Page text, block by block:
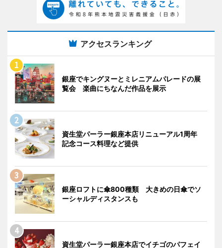
アクセスランキング
銀座でキングヌーとミレニアムパレードの展
覧会 楽曲にちなんだ作品を展示
資生堂パーラー銀座本店リニューアル1周年
記念コース料理など提供
銀座ロフトに傘800種類 大きめの日傘でソ
ーシャルディスタンスも
資生堂パーラー銀座本店でイチゴのパフェイ